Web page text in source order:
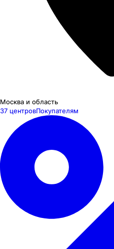
Москва и область
37 центровПокупателям